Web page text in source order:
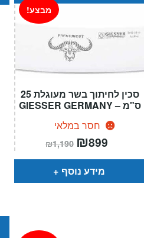
סכין לחיתוך בשר מעוגלת 25
ס"מ – GIESSER GERMANY
חסר במלאי
מבצע!
₪1,190 המחיר
המקורי
היה:
₪899
הוא:
מידע נוסף